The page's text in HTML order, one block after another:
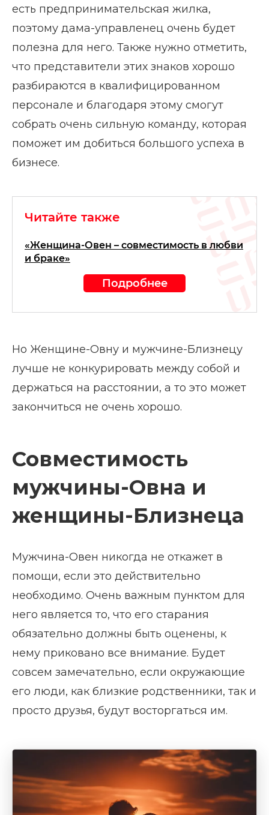
есть предпринимательская жилка,
поэтому дама-управленец очень будет
полезна для него. Также нужно отметить,
что представители этих знаков хорошо
разбираются в квалифицированном
персонале и благодаря этому смогут
собрать очень сильную команду, которая
поможет им добиться большого успеха в
бизнесе.
Читайте также
«Женщина-Овен – совместимость в любви
и браке»
Подробнее
Но Женщине-Овну и мужчине-Близнецу
лучше не конкурировать между собой и
держаться на расстоянии, а то это может
закончиться не очень хорошо.
Совместимость
мужчины-Овна и
женщины-Близнеца
Мужчина-Овен никогда не откажет в
помощи, если это действительно
необходимо. Очень важным пунктом для
него является то, что его старания
обязательно должны быть оценены, к
нему приковано все внимание. Будет
совсем замечательно, если окружающие
его люди, как близкие родственники, так и
просто друзья, будут восторгаться им.